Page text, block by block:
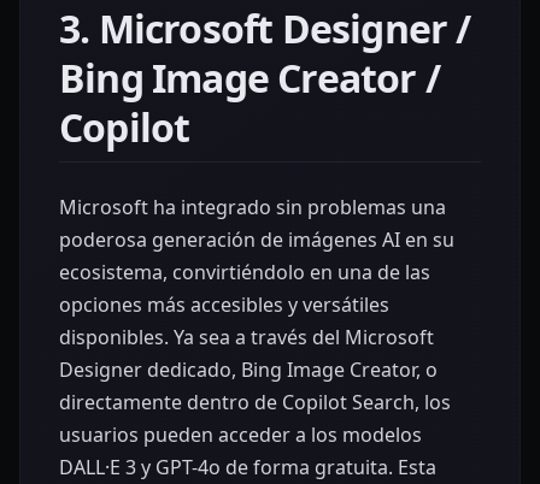
3. Microsoft Designer /
Bing Image Creator /
Copilot
Microsoft ha integrado sin problemas una
poderosa generación de imágenes AI en su
ecosistema, convirtiéndolo en una de las
opciones más accesibles y versátiles
disponibles. Ya sea a través del Microsoft
Designer dedicado, Bing Image Creator, o
directamente dentro de Copilot Search, los
usuarios pueden acceder a los modelos
DALL·E 3 y GPT-4o de forma gratuita. Esta